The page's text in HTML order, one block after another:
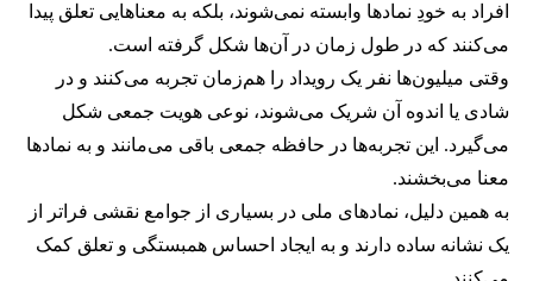
افراد به خودِ نمادها وابسته نمی‌شوند، بلکه به معناهایی تعلق پیدا
می‌کنند که در طول زمان در آن‌ها شکل گرفته است.
وقتی میلیون‌ها نفر یک رویداد را هم‌زمان تجربه می‌کنند و در
شادی یا اندوه آن شریک می‌شوند، نوعی هویت جمعی شکل
می‌گیرد. این تجربه‌ها در حافظه جمعی باقی می‌مانند و به نمادها
معنا می‌بخشند.
به همین دلیل، نمادهای ملی در بسیاری از جوامع نقشی فراتر از
یک نشانه ساده دارند و به ایجاد احساس همبستگی و تعلق کمک